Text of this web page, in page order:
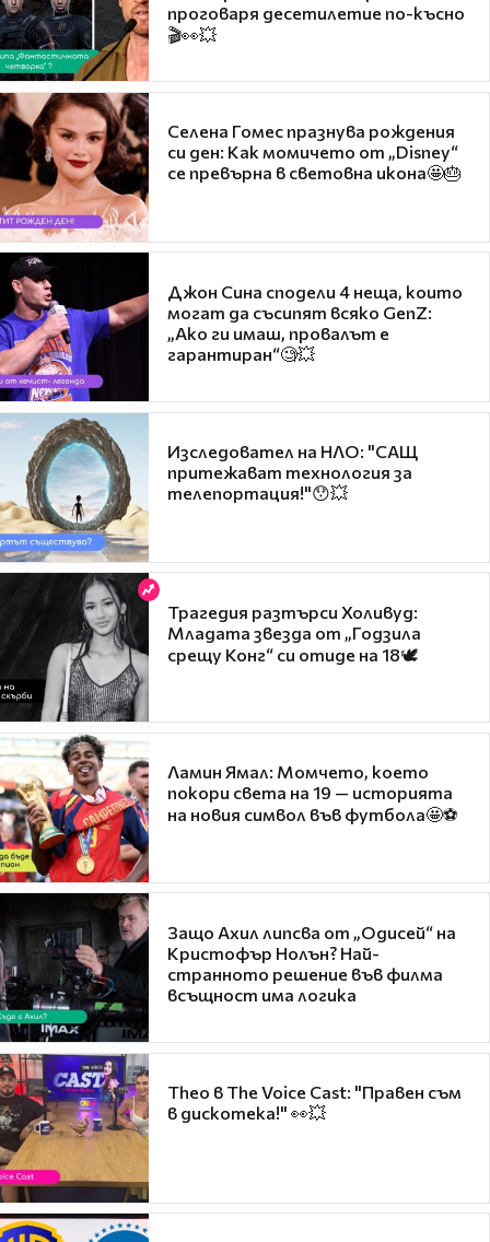
проговаря десетилетие по-късно
🎬👀💥
Селена Гомес празнува рождения
си ден: Как момичето от „Disney“
се превърна в световна икона🤩🎂
Джон Сина сподели 4 неща, които
могат да съсипят всяко GenZ:
„Ако ги имаш, провалът е
гарантиран“🧐💥
Изследовател на НЛО: "САЩ
притежават технология за
телепортация!"😯💥
Трагедия разтърси Холивуд:
Младата звезда от „Годзила
срещу Конг“ си отиде на 18🕊️
Ламин Ямал: Момчето, което
покори света на 19 — историята
на новия символ във футбола🤩⚽
Защо Ахил липсва от „Одисей“ на
Кристофър Нолън? Най-
странното решение във филма
всъщност има логика
Theo в The Voice Cast: "Правен съм
в дискотека!" 👀💥